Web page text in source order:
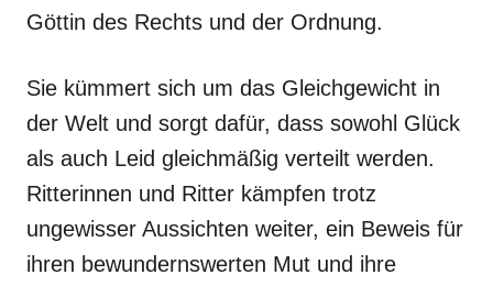
Göttin des Rechts und der Ordnung.
Sie kümmert sich um das Gleichgewicht in
der Welt und sorgt dafür, dass sowohl Glück
als auch Leid gleichmäßig verteilt werden.
Ritterinnen und Ritter kämpfen trotz
ungewisser Aussichten weiter, ein Beweis für
ihren bewundernswerten Mut und ihre